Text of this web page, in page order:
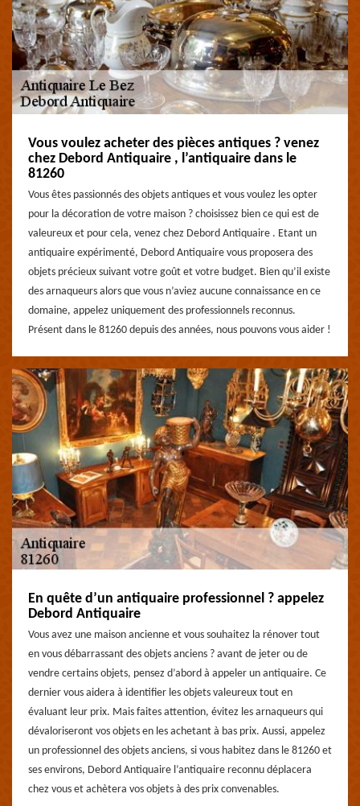
Vous voulez acheter des pièces antiques ? venez
chez Debord Antiquaire , l’antiquaire dans le
81260
Vous êtes passionnés des objets antiques et vous voulez les opter
pour la décoration de votre maison ? choisissez bien ce qui est de
valeureux et pour cela, venez chez Debord Antiquaire . Etant un
antiquaire expérimenté, Debord Antiquaire vous proposera des
objets précieux suivant votre goût et votre budget. Bien qu’il existe
des arnaqueurs alors que vous n’aviez aucune connaissance en ce
domaine, appelez uniquement des professionnels reconnus.
Présent dans le 81260 depuis des années, nous pouvons vous aider !
En quête d’un antiquaire professionnel ? appelez
Debord Antiquaire
Vous avez une maison ancienne et vous souhaitez la rénover tout
en vous débarrassant des objets anciens ? avant de jeter ou de
vendre certains objets, pensez d’abord à appeler un antiquaire. Ce
dernier vous aidera à identifier les objets valeureux tout en
évaluant leur prix. Mais faites attention, évitez les arnaqueurs qui
dévaloriseront vos objets en les achetant à bas prix. Aussi, appelez
un professionnel des objets anciens, si vous habitez dans le 81260 et
ses environs, Debord Antiquaire l’antiquaire reconnu déplacera
chez vous et achètera vos objets à des prix convenables.